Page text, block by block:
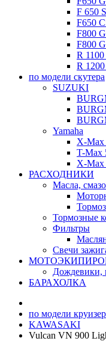
F 650
F650
F800
F800
R 1100
R
по модели скутера
SUZUKI
Yamaha
X-Max
T-Max
X-Max
РАСХОДНИКИ
Масла,
Тормозные
Фильтры
Свечи
Дождевики,
БАРАХОЛКА
по модели
KAWASAKI
Vulcan VN 900